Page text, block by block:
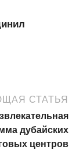
СТАТЬЯ
дубайских
центров